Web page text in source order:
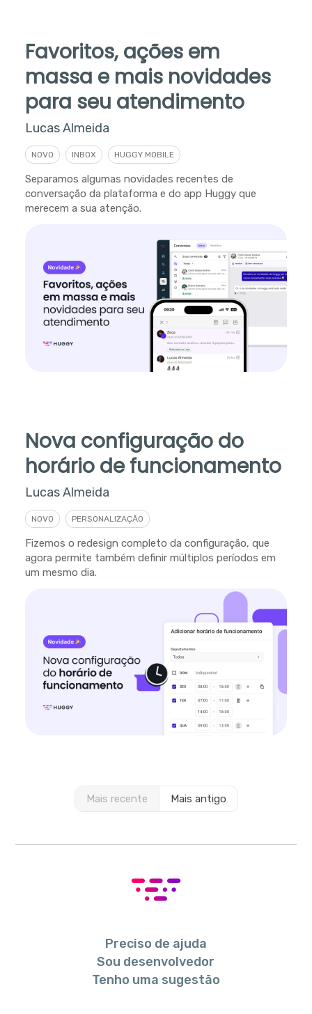
Favoritos, ações em
massa e mais novidades
para seu atendimento
Lucas Almeida
NOVO INBOX HUGGY MOBILE
Separamos algumas novidades recentes de
conversação da plataforma e do app Huggy que
merecem a sua atenção.
Nova configuração do
horário de funcionamento
Lucas Almeida
NOVO PERSONALIZAÇÃO
Fizemos o redesign completo da configuração, que
agora permite também definir múltiplos períodos em
um mesmo dia.
Mais recente Mais antigo
Preciso de ajuda
Sou desenvolvedor
Tenho uma sugestão